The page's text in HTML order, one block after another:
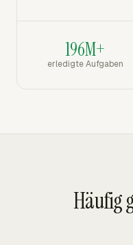
196M+
erledigte Aufgaben
Häufig